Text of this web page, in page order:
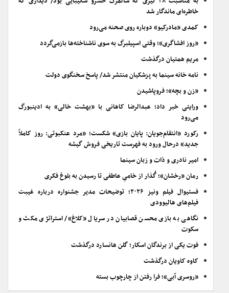
خاطره‌ای ماندگار شد
کمدی «مادرکیو» دوباره روی صحنه می‌رود
«روز افشاگری»؛ وقتی اسپیلبرگ به سوی ناشناخته‌ها بازمی‌گردد
مریم همتیان درگذشت
نامه خانه سینما به پزشکیان منتشر شد/ پاسخ سخنگوی دولت
«زن و بچه»؛ فروپاشیدن
ورایتی خبر داد؛ عبدالرضا کاهانی با «بهشت خالی» به ادینبورگ
می‌رود
رکورد «انتقام‌جویان: پایان بازی» شکست؛ «مرد عنکبوتی: روز کاملاً
جدید» درحال ورود به فهرست تاریخی فروش گیشه
امیر نادری و ذات و زبان سینما
رمان «رخشان»؛ گُذار از خامیِ عاطفی تا رسیدن به بلوغ فکری
فستیوال فیلم ونیز ۲۰۲۶؛ توضیحات مدیر جشنواره درباره غیبت
فیلم‌های هالیوودی
نگاهی به بازی محسن قصابیان در سریال «کلاغ»/ استراتژی مکث و
سکوت
فوت یکی از برندگان اسکار؛ گلن هانسارد درگذشت
کاوه کاویان درگذشت
«روسری آبی»؛ فرا رفتن از چارچوب بسته